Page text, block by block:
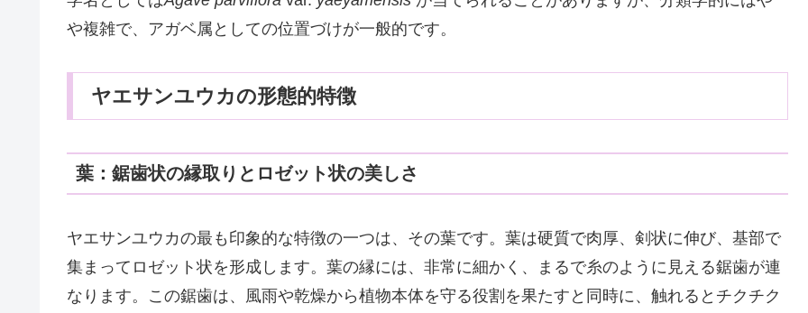
や複雑で、アガベ属としての位置づけが一般的です。
ヤエサンユウカの形態的特徴
葉：鋸歯状の縁取りとロゼット状の美しさ
ヤエサンユウカの最も印象的な特徴の一つは、その葉です。葉は硬質で肉厚、剣状に伸び、基部で
集まってロゼット状を形成します。葉の縁には、非常に細かく、まるで糸のように見える鋸歯が連
なります。この鋸歯は、風雨や乾燥から植物本体を守る役割を果たすと同時に、触れるとチクチク